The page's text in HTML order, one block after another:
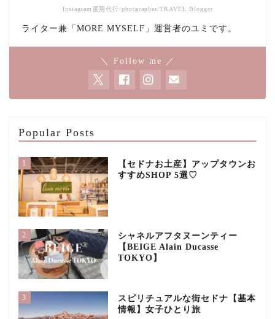
Instagram運用代行/photgrapher/TRAVEL Blogger
ライター兼「MORE MYSELF」運営者のユミです。
＼ Follow me ／
Popular Posts
1
【セドナお土産】アップタウンお
すすめSHOP 5選♡
2
シャネルアフタヌーンティー
【BEIGE Alain Ducasse
TOKYO】
3
スピリチュアルな街セドナ【基本
情報】女子ひとり旅